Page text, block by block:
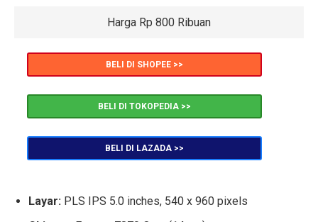
Harga Rp 800 Ribuan
BELI DI SHOPEE >>
BELI DI TOKOPEDIA >>
BELI DI LAZADA >>
Layar: PLS IPS 5.0 inches, 540 x 960 pixels